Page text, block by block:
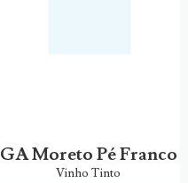
GA Moreto Pé Franco
Vinho Tinto